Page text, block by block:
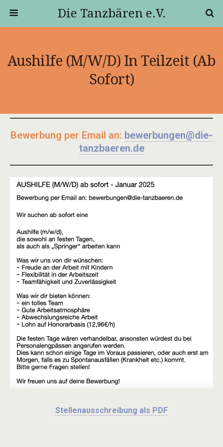
Die Tanzbären e.V.
Aushilfe (m/w/d) In Teilzeit (ab
Sofort)
Bewerbung per Email an: bewerbungen@die-
tanzbaeren.de
Stellenausschreibung als PDF